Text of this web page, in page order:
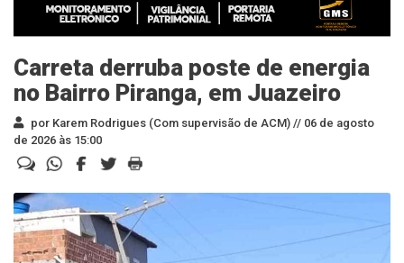
Carreta derruba poste de energia
no Bairro Piranga, em Juazeiro
por Karem Rodrigues (Com supervisão de ACM) // 06 de agosto
de 2026 às 15:00